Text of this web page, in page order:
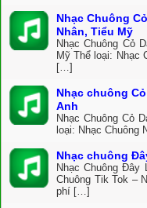
Nhạc Chuông
Nhân, Tiểu Mỹ
Nhạc Chuông Cỏ
Mỹ Thể loại: Nhạc
[…]
Nhạc chuông
Anh
Nhạc Chuông Cỏ
loại: Nhạc
Nhạc chuông
Nhạc Chuông Đây
Chuông Tik Tok –
phí […]